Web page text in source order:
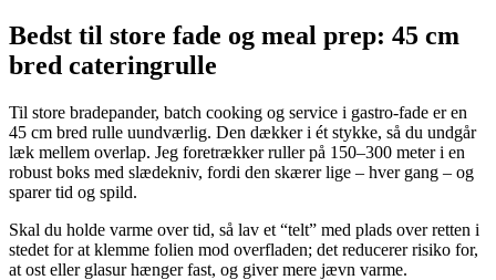
Bedst til store fade og meal prep: 45 cm
bred cateringrulle
Til store bradepander, batch cooking og service i gastro‑fade er en
45 cm bred rulle uundværlig. Den dækker i ét stykke, så du undgår
læk mellem overlap. Jeg foretrækker ruller på 150–300 meter i en
robust boks med slædekniv, fordi den skærer lige – hver gang – og
sparer tid og spild.
Skal du holde varme over tid, så lav et “telt” med plads over retten i
stedet for at klemme folien mod overfladen; det reducerer risiko for,
at ost eller glasur hænger fast, og giver mere jævn varme.